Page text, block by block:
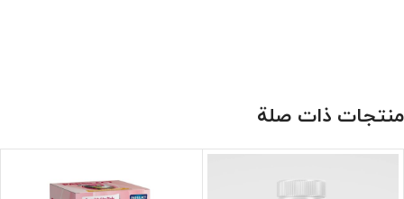
منتجات ذات صلة